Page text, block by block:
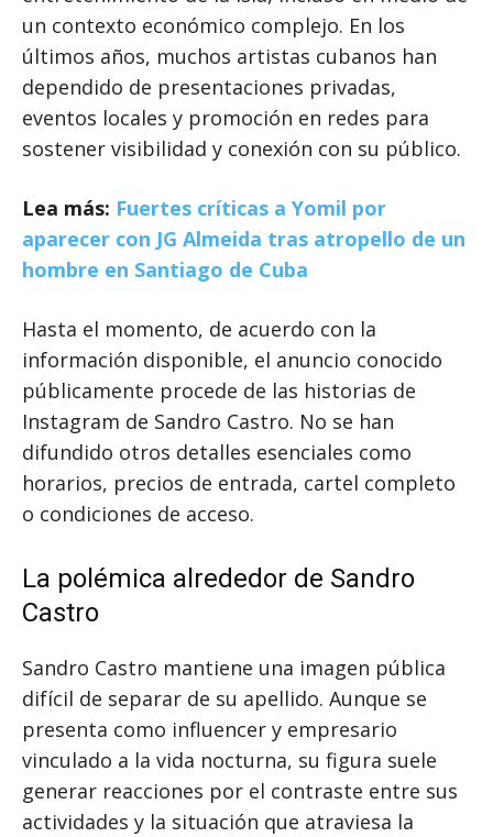
un contexto económico complejo. En los
últimos años, muchos artistas cubanos han
dependido de presentaciones privadas,
eventos locales y promoción en redes para
sostener visibilidad y conexión con su público.
Lea más: Fuertes críticas a Yomil por
aparecer con JG Almeida tras atropello de un
hombre en Santiago de Cuba
Hasta el momento, de acuerdo con la
información disponible, el anuncio conocido
públicamente procede de las historias de
Instagram de Sandro Castro. No se han
difundido otros detalles esenciales como
horarios, precios de entrada, cartel completo
o condiciones de acceso.
La polémica alrededor de Sandro
Castro
Sandro Castro mantiene una imagen pública
difícil de separar de su apellido. Aunque se
presenta como influencer y empresario
vinculado a la vida nocturna, su figura suele
generar reacciones por el contraste entre sus
actividades y la situación que atraviesa la